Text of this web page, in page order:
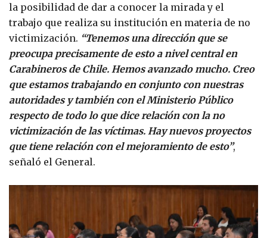
la posibilidad de dar a conocer la mirada y el
trabajo que realiza su institución en materia de no
victimización. “Tenemos una dirección que se
preocupa precisamente de esto a nivel central en
Carabineros de Chile. Hemos avanzado mucho. Creo
que estamos trabajando en conjunto con nuestras
autoridades y también con el Ministerio Público
respecto de todo lo que dice relación con la no
victimización de las víctimas. Hay nuevos proyectos
que tiene relación con el mejoramiento de esto”,
señaló el General.